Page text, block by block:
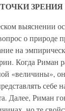
выяснении
о природе
на
Когда Риман
«величины»,
себе
Далее, Риман